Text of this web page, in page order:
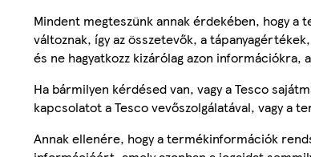
Mindent megteszünk annak érdekében, hogy
változnak, így az összetevők, a
és ne hagyatkozz kizárólag azon információkra,
Ha bármilyen kérdésed van, vagy a Tesco
kapcsolatot a Tesco vevőszolgálatával, vagy a
Annak ellenére, hogy a termékinformációk